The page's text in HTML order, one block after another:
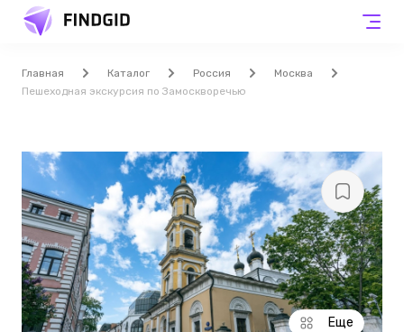
Главная Каталог Россия
Москва
Пешеходная экскурсия по Замоскворечью
Еще